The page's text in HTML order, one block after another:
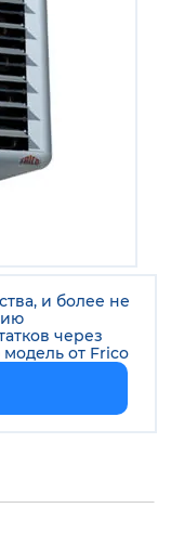
и более не
через
от Frico